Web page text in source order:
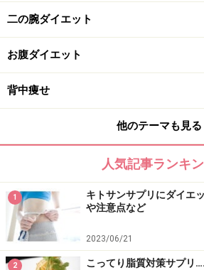
二の腕ダイエット
お腹ダイエット
背中痩せ
他のテーマも見る
人気記事ランキ
1
キトサンサプリにダイエ
や注意点など
2023/06/21
2 こってり脂質対策サプリ